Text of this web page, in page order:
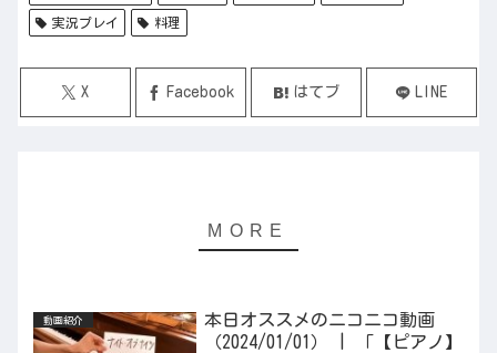
実況プレイ 料理
X Facebook はてブ LINE
動画紹介
本日オススメのニコニコ動画
（2024/01/01） | 「【ピアノ】